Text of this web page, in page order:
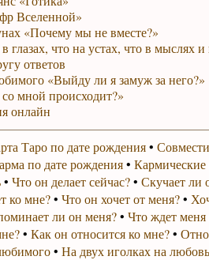
Вселенной»
«Почему мы не вместе?»
глазах, что на устах, что в мыслях и
ответов
«Выйду ли я замуж за него?»
мной происходит?»
онлайн
Таро по дате рождения•
по дате рождения•
• Что он делает сейчас?• Скучает ли
ко мне?• Что он хочет от меня?•
ли он меня?• Что ждет
• Как он относится ко мне?•
• На двух иголках на любовь